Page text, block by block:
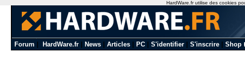
Forum HardWare.fr| News| Articles| PC| S'identifier| S'inscrire| Shop
HardWare.fr utilise des cookies